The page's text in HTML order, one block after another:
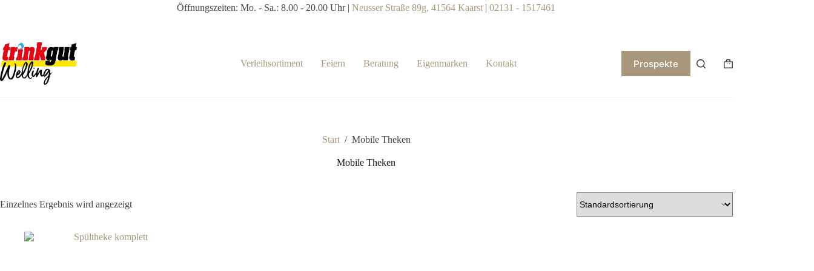
Öffnungszeiten: Mo. - Sa.: 8.00 - 20.00 Uhr |Neusser Straße 89g, 41564 Kaarst |02131 - 1517461
Verleihsortiment Feiern Beratung Eigenmarken Kontakt Prospekte Warenkorb
Start / Mobile Theken
Mobile Theken
Einzelnes Ergebnis wird angezeigt